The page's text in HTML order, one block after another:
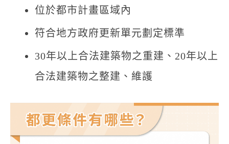
位於都市計畫區域內
符合地方政府更新單元劃定標準
30年以上合法建築物之重建、20年以上
合法建築物之整建、維護